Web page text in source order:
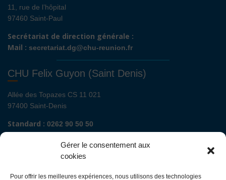
Gérer le consentement aux
cookies
Pour offrir les meilleures expériences, nous utilisons des technologies
11, rue de l’hôpital
97460 Saint-Paul
Secrétariat de direction générale :
Mail : secretariat.dg@chu-reunion.fr
CHU Felix Guyon (Saint Denis)
Allée des Topazes CS 11 021
97400 Saint-Denis
Standard : 0262 90 50 50
Renseignements admissions :
Secrétariat de direction de site :
direction.fguyon@chu-reunion.fr